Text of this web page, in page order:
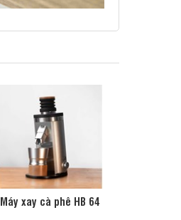
Máy xay cà phê HB 64